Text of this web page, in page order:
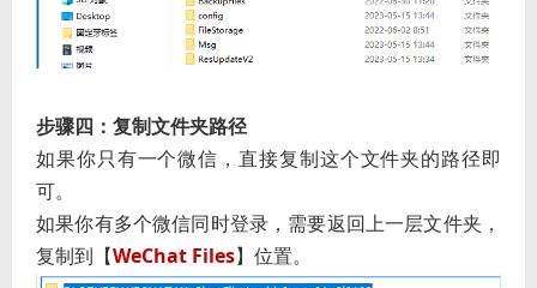
步骤四：复制文件夹路径
如果你只有一个微信，直接复制这个文件夹的路径即
可。
如果你有多个微信同时登录，需要返回上一层文件夹，
复制到【WeChat Files】位置。